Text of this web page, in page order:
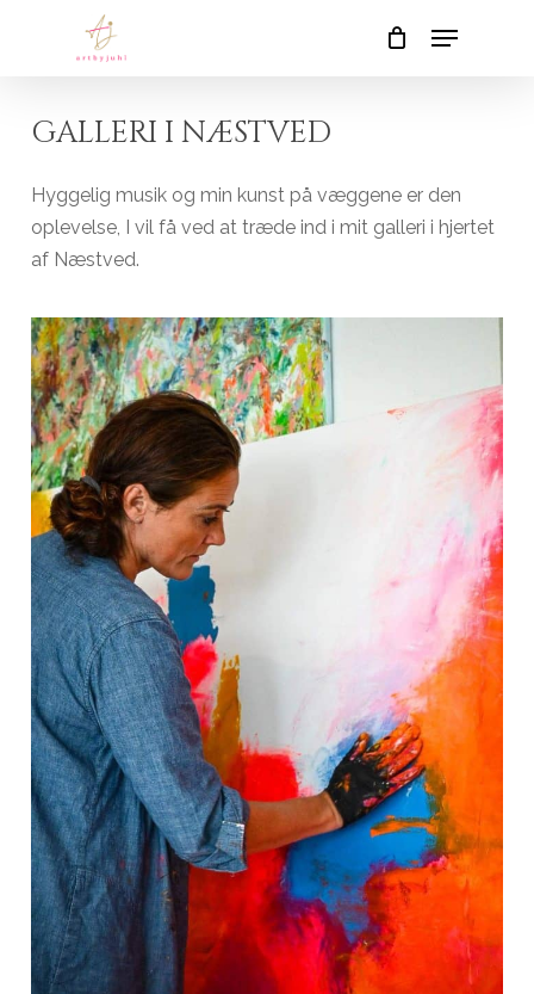
content
Menu
Cart Close
GALLERI I NÆSTVED
Hyggelig musik og min kunst på væggene er den
oplevelse, I vil få ved at træde ind i mit galleri i hjertet
af Næstved.